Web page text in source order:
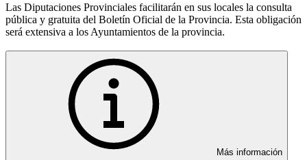
Las Diputaciones Provinciales facilitarán en sus locales la consulta
pública y gratuita del Boletín Oficial de la Provincia. Esta obligación
será extensiva a los Ayuntamientos de la provincia.
Más información